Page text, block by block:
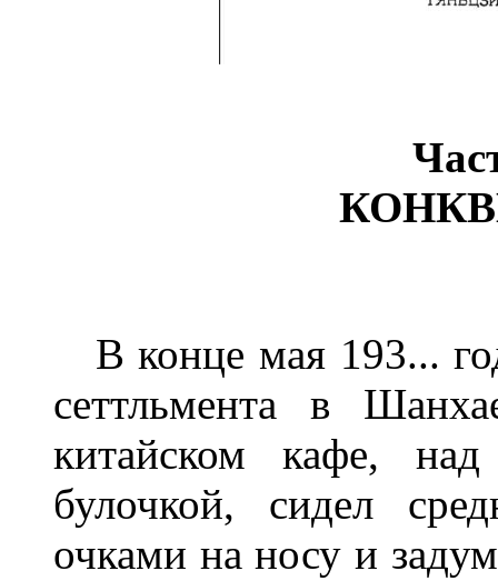
В конце мая 193...
сеттльмента в
китайском кафе,
булочкой, сидел
очками на носу и